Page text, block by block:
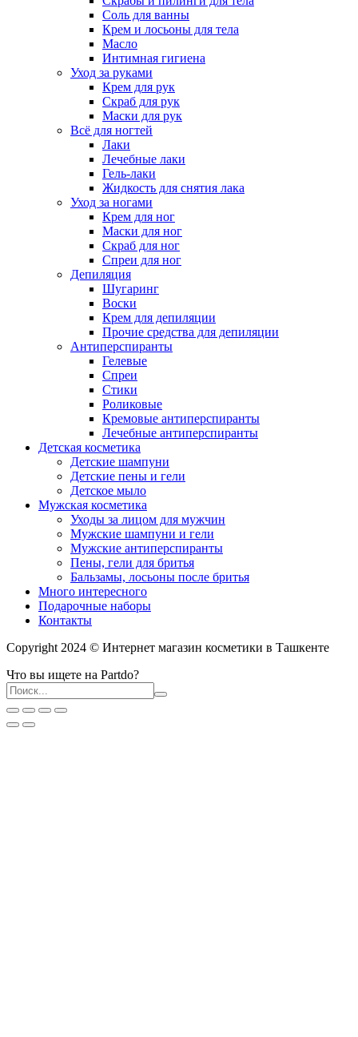
Соль для ванны
Крем и лосьоны для тела
Масло
Интимная гигиена
Уход за руками
Крем для рук
Скраб для рук
Маски для рук
Всё для ногтей
Лаки
Лечебные лаки
Гель-лаки
Жидкость для снятия лака
Уход за ногами
Крем для ног
Маски для ног
Скраб для ног
Спреи для ног
Депиляция
Шугаринг
Воски
Крем для депиляции
Прочие средства для депиляции
Антиперспиранты
Гелевые
Спреи
Стики
Роликовые
Кремовые антиперспиранты
Лечебные антиперспиранты
Детская косметика
Детские шампуни
Детские пены и гели
Детское мыло
Мужская косметика
Уходы за лицом для мужчин
Мужские шампуни и гели
Мужские антиперспиранты
Пены, гели для бритья
Бальзамы, лосьоны после бритья
Много интересного
Подарочные наборы
Контакты
Copyright 2024 © Интернет магазин косметики в Ташкенте
Что вы ищете на Partdo?